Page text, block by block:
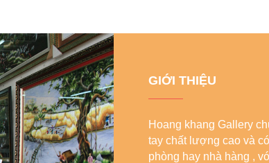
GIỚI THIỆU
Hoang khang Gallery
tay chất lượng cao và
phòng hay nhà hàng ,